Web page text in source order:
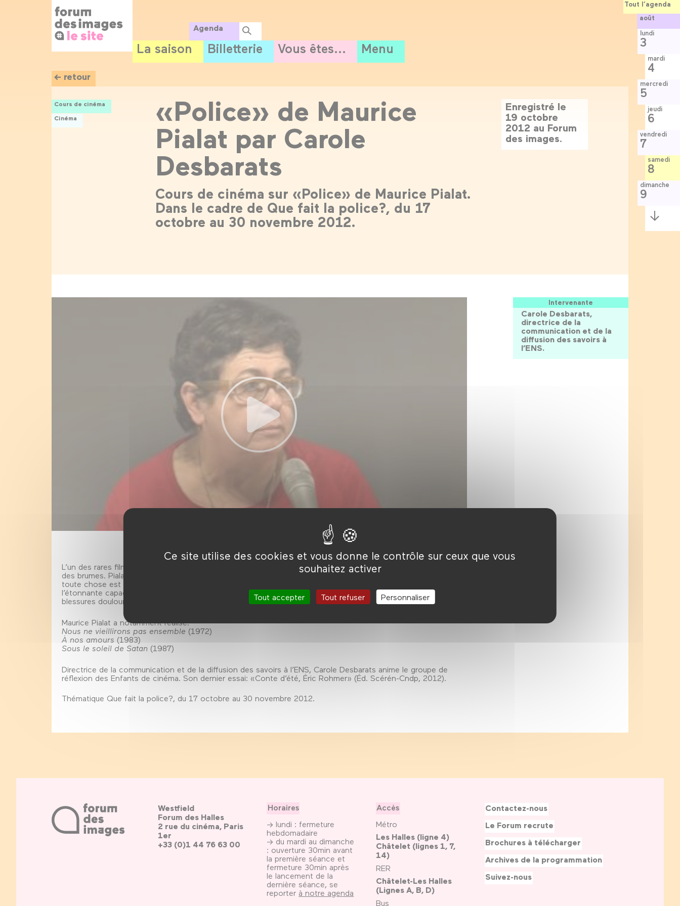
Ce site utilise des cookies et vous donne le contrôle sur ceux que vous
souhaitez activer
Tout accepter Tout refuser Personnaliser
Agenda
La saison Billetterie Vous êtes... Menu
← retour
Cours de cinéma
Cinéma
Enregistré le
19 octobre
2012 au Forum
des images.
«Police» de Maurice
Pialat par Carole
Desbarats
Cours de cinéma sur «Police» de Maurice Pialat.
Dans le cadre de Que fait la police?, du 17
octobre au 30 novembre 2012.
Intervenante
Carole Desbarats,
directrice de la
communication et de la
diffusion des savoirs à
l’ENS.
L’un des rares films de genre de Pialat. Quand il en parle, le réalisateur évoque le climat des Carné, de Quai
des brumes. Pialat y retrouve probablement le pessimisme douloureux qui marque son œuvre. «Le fond de
toute chose est pourri», dit Gérard Depardieu, flic apparemment conventionnel. Ce serait sans compter avec
l’étonnante capacité de Pialat à s’intéresser à ses personnages, sans concession, et donc à fouiller les
blessures douloureuses.
Maurice Pialat a notamment réalisé:
Nous ne vieillirons pas ensemble (1972)
À nos amours (1983)
Sous le soleil de Satan (1987)
Directrice de la communication et de la diffusion des savoirs à l’ENS, Carole Desbarats anime le groupe de
réflexion des Enfants de cinéma. Son dernier essai: «Conte d’été, Éric Rohmer» (Éd. Scérén-Cndp, 2012).
Thématique Que fait la police?, du 17 octobre au 30 novembre 2012.
Tout l’agenda
août
lundi
3
mardi
4
mercredi
5
jeudi
6
vendredi
7
samedi
8
dimanche
9
Semaine
suivante
Westfield
Forum des Halles
2 rue du cinéma, Paris
1er
+33 (0)1 44 76 63 00
Horaires
→ lundi : fermeture
hebdomadaire
→ du mardi au dimanche
: ouverture 30min avant
la première séance et
fermeture 30min après
le lancement de la
dernière séance, se
reporter à notre agenda
Accès
Métro
Les Halles (ligne 4)
Châtelet (lignes 1, 7,
14)
RER
Châtelet-Les Halles
(Lignes A, B, D)
Bus
Contactez-nous
Le Forum recrute
Brochures à télécharger
Archives de la programmation
Suivez-nous